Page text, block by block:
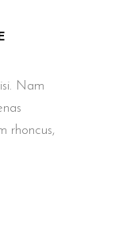
Nam
rhoncus,